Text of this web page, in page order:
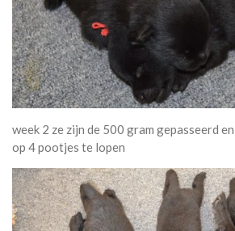
week 2 ze zijn de 500 gram gepasseerd
op 4 pootjes te lopen